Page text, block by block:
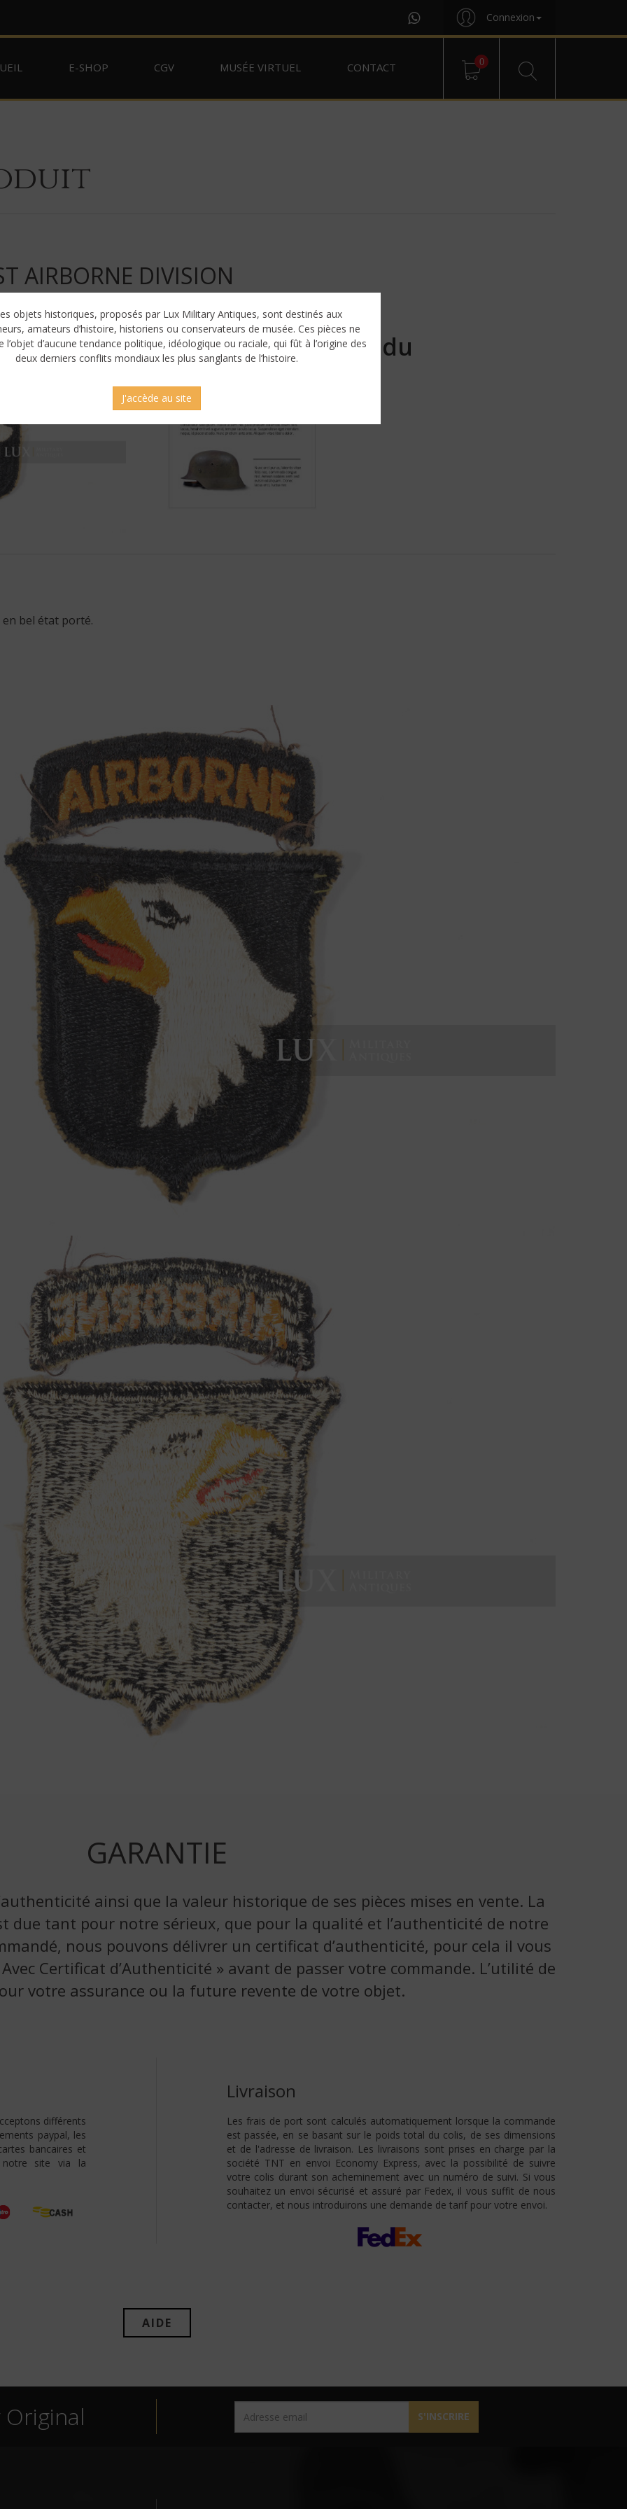
Connexion
E-SHOP CGV MUSÉE VIRTUEL CONTACT 0
AIRBORNE DIVISION
Vendu
en bel état porté.
GARANTIE
ainsi que la valeur historique de ses pièces mises en vente. La
due tant pour notre sérieux, que pour la qualité et l’authenticité de notre
nous pouvons délivrer un certificat d’authenticité, pour cela il vous
Certificat d’Authenticité » avant de passer votre commande. L’utilité de
votre assurance ou la future revente de votre objet.
différents
paypal, les
bancaires et
notre site via la
Livraison
Les frais de port sont calculés automatiquement lorsque la commande
est passée, en se basant sur le poids total du colis, de ses dimensions
et de l'adresse de livraison. Les livraisons sont prises en charge par la
société TNT en envoi Economy Express, avec la possibilité de suivre
votre colis durant son acheminement avec un numéro de suivi. Si vous
souhaitez un envoi sécurisé et assuré par Fedex, il vous suffit de nous
contacter, et nous introduirons une demande de tarif pour votre envoi.
AIDE
Original S'INSCRIRE
objets historiques, proposés par Lux Military Antiques, sont destinés aux
amateurs d’histoire, historiens ou conservateurs de musée. Ces pièces ne
l’objet d’aucune tendance politique, idéologique ou raciale, qui fût à l’origine des
deux derniers conflits mondiaux les plus sanglants de l’histoire.
J'accède au site